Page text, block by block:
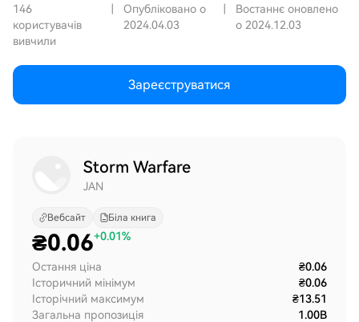
146
користувачів
вивчили
Опубліковано о
2024.04.03
Востаннє оновлено
о 2024.12.03
Зареєструватися
Storm Warfare
JAN
Вебсайт Біла книга
₴0.06+0.01%
Остання ціна
₴0.06
Історичний мінімум
₴0.06
Історічний максимум
₴13.51
Загальна пропозиція
1.00B